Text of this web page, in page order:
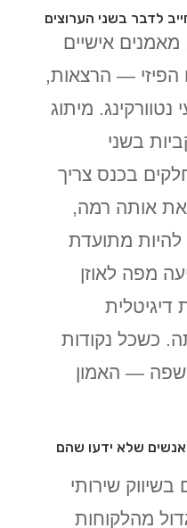
מאמנים אישיים
הפיזי — הרצאות,
מיתוג
בשני
בכנס צריך
אותה רמה,
להיות מתועדת
מפה לאוזן
דיגיטלית
כשכל נקודות
— האמון
שלא ידעו שהם
שירותי
מהלקוחות